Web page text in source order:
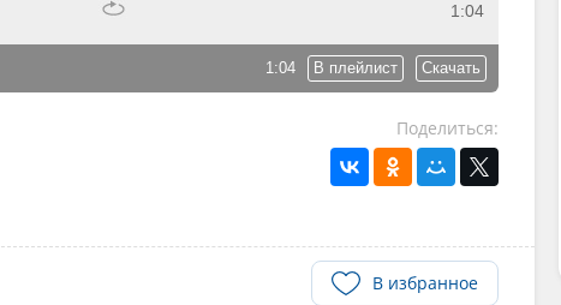
1:04
1:04 В плейлист Скачать
Поделиться:
В избранное